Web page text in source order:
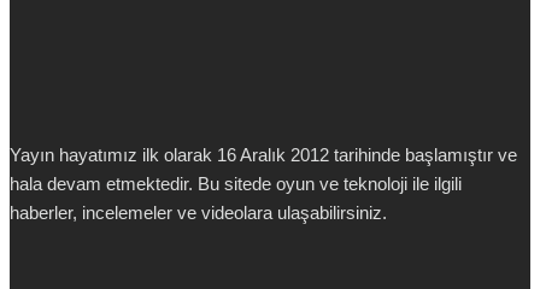
Yayın hayatımız ilk olarak 16 Aralık 2012 tarihinde başlamıştır ve
hala devam etmektedir. Bu sitede oyun ve teknoloji ile ilgili
haberler, incelemeler ve videolara ulaşabilirsiniz.